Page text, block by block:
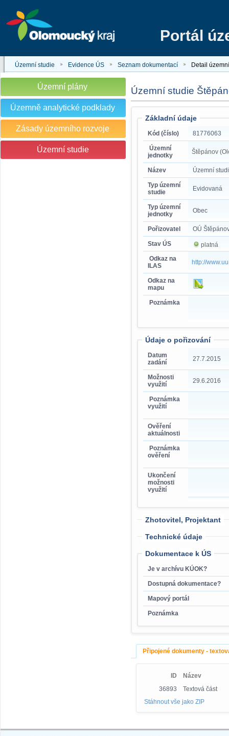
Portál
Územní studie Evidence ÚS Seznam dokumentací Detail
Územní plány
Územně analytické podklady
Zásady územního rozvoje
Územní studie
Územní studie
Základní údaje
Kód (číslo) 81776063
Územní
jednotky
Štěpánov
Název Územní
Typ územní
studie
Evidovaná
Typ územní
jednotky
Obec
Pořizovatel OÚ
Stav ÚS
platná
Odkaz na
ILAS
http://
Odkaz na
mapu
Poznámka
Údaje o pořizování
Datum
zadání
27.7.2015
Možnosti
využití
29.6.2016
Poznámka
využití
Ověření
aktuálnosti
Poznámka
ověření
Ukončení
možnosti
využití
Zhotovitel, Projektant
Technické údaje
Dokumentace k ÚS
Je v archívu KÚOK?
Dostupná dokumentace?
Mapový portál
Poznámka
Připojené dokumenty -
ID
Název
36893
Textová část
Stáhnout vše jako ZIP